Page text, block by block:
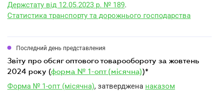
Держстату від 12.05.2023 р. № 189.
Статистика транспорту та дорожнього господарства
Последний день представления
звіту про обсяг оптового товарообороту за жовтень
2024 року (форма № 1-опт (місячна))*
Форма № 1-опт (місячна), затверджена наказом